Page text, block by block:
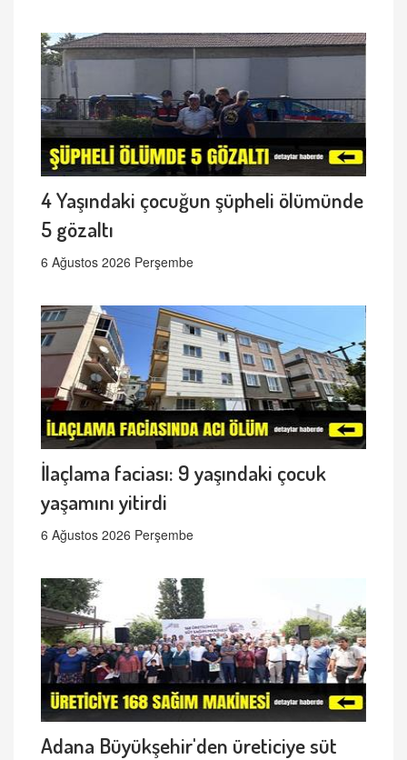
4 Yaşındaki çocuğun şüpheli ölümünde
5 gözaltı
6 Ağustos 2026 Perşembe
İlaçlama faciası: 9 yaşındaki çocuk
yaşamını yitirdi
6 Ağustos 2026 Perşembe
Adana Büyükşehir'den üreticiye süt